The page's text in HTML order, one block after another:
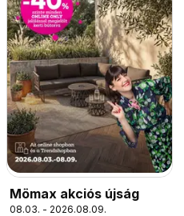
Mömax akciós újság
08.03. - 2026.08.09.